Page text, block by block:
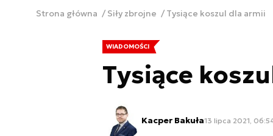
Strona główna Siły zbrojne Tysiące koszul dla armii
WIADOMOŚCI
Tysiące
Kacper Bakuła13 lipca 2021,